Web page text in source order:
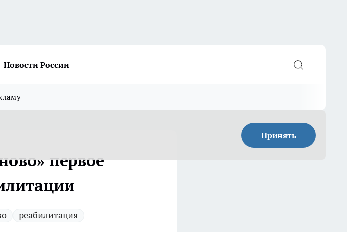
Новости России
Принять
первое
реабилитация